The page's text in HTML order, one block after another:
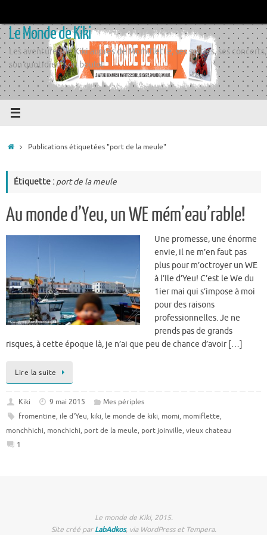
contenu
Le Monde de Kiki
Les aventures de Kiki auprès de Momiflette, ses sorties, ses concerts,
son quotidien, son boulot
AccueilPublications étiquetées "port de la meule"
Étiquette : port de la meule
Au monde d’Yeu, un WE mém’eau’rable!
Une promesse, une énorme
envie, il ne m’en faut pas
plus pour m’octroyer un WE
à l’Ile d’Yeu! C’est le We du
1ier mai qui s’impose à moi
pour des raisons
professionnelles. Je ne
prends pas de grands
risques, à cette époque là, je n’ai que peu de chance d’avoir […]
Lire la suite
Kiki 9 mai 2015
Mes périples
fromentine, ile d'Yeu, kiki, le monde de kiki, momi, momiflette,
monchhichi, monchichi, port de la meule, port joinville, vieux chateau
1
Le monde de Kiki, 2015.
Site créé parLabAdkos, via WordPress et Tempera.